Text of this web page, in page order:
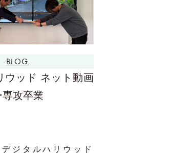
BLOG
ウッド ネット動画
攻卒業
ジタルハリウッド